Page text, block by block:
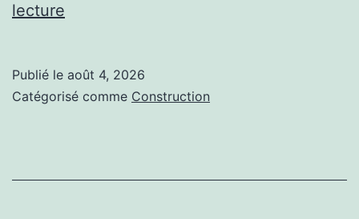
lecture
critères
Publié le août 4, 2026
Catégorisé comme Construction